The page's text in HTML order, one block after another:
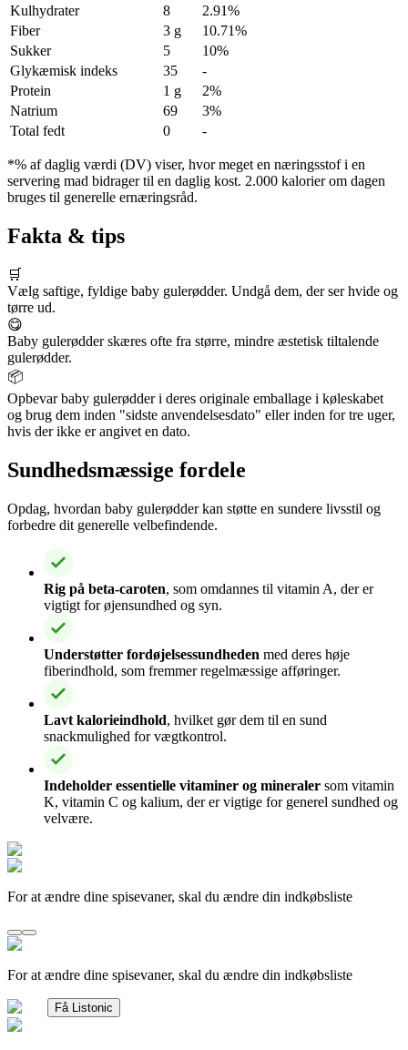
Kulhydrater
8
2.91%
Fiber
3 g
10.71%
Sukker
5
10%
Glykæmisk indeks
35
-
Protein
1 g
2%
Natrium
69
3%
Total fedt
0 -
*% af daglig værdi (DV) viser, hvor meget en næringsstof i en
servering mad bidrager til en daglig kost. 2.000 kalorier om dagen
bruges til generelle ernæringsråd.
Fakta & tips
🛒
Vælg saftige, fyldige baby gulerødder. Undgå dem, der ser hvide og
tørre ud.
😋
Baby gulerødder skæres ofte fra større, mindre æstetisk tiltalende
gulerødder.
📦
Opbevar baby gulerødder i deres originale emballage i køleskabet
og brug dem inden "sidste anvendelsesdato" eller inden for tre uger,
hvis der ikke er angivet en dato.
Sundhedsmæssige fordele
Opdag, hvordan baby gulerødder kan støtte en sundere livsstil og
forbedre dit generelle velbefindende.
Rig på beta-caroten, som omdannes til vitamin A, der er
vigtigt for øjensundhed og syn.
Understøtter fordøjelsessundheden med deres høje
fiberindhold, som fremmer regelmæssige afføringer.
Lavt kalorieindhold, hvilket gør dem til en sund
snackmulighed for vægtkontrol.
Indeholder essentielle vitaminer og mineraler som vitamin
K, vitamin C og kalium, der er vigtige for generel sundhed og
velvære.
For at ændre dine spisevaner, skal du ændre din indkøbsliste
For at ændre dine spisevaner, skal du ændre din indkøbsliste
Få Listonic